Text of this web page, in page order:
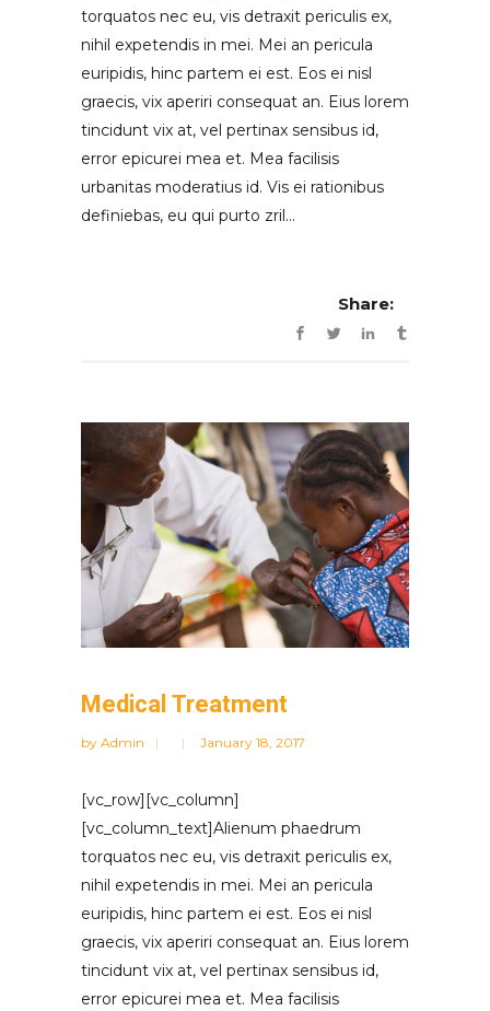
torquatos nec eu, vis detraxit periculis ex,
nihil expetendis in mei. Mei an pericula
euripidis, hinc partem ei est. Eos ei nisl
graecis, vix aperiri consequat an. Eius lorem
tincidunt vix at, vel pertinax sensibus id,
error epicurei mea et. Mea facilisis
urbanitas moderatius id. Vis ei rationibus
definiebas, eu qui purto zril...
Share:
Medical Treatment
by Admin January 18, 2017
[vc_row][vc_column]
[vc_column_text]Alienum phaedrum
torquatos nec eu, vis detraxit periculis ex,
nihil expetendis in mei. Mei an pericula
euripidis, hinc partem ei est. Eos ei nisl
graecis, vix aperiri consequat an. Eius lorem
tincidunt vix at, vel pertinax sensibus id,
error epicurei mea et. Mea facilisis